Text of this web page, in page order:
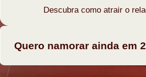
Descubra como atrair o
Quero namorar ainda em